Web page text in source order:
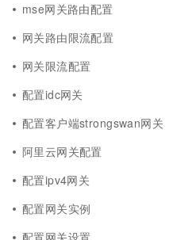
mse网关路由配置
网关路由限流配置
网关限流配置
配置idc网关
配置客户端strongswan网关
阿里云网关配置
配置ipv4网关
配置网关实例
配置网关设置